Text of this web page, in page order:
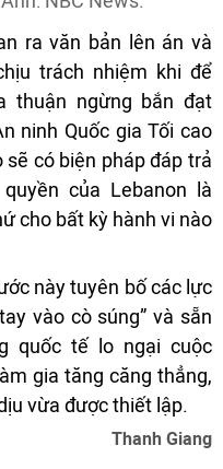
ra văn bản lên án và
trách nhiệm khi để
thuận ngừng bắn đạt
ninh Quốc gia Tối cao
sẽ có biện pháp đáp trả
của Lebanon là
cho bất kỳ hành vi nào
này tuyên bố các lực
vào cò súng” và sẵn
quốc tế lo ngại cuộc
gia tăng căng thẳng,
vừa được thiết lập.
Thanh Giang